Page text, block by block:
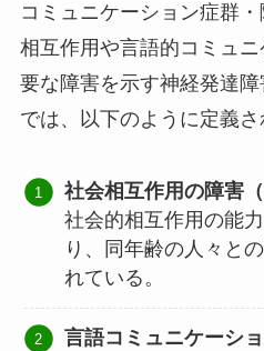
コミュニケーション症群
相互作用や言語的コミュ
要な障害を示す神経発達
では、以下のように定義さ
社会相互作用の障害（
社会的相互作用の能
り、同年齢の人々と
れている。
言語コミュニケーシ